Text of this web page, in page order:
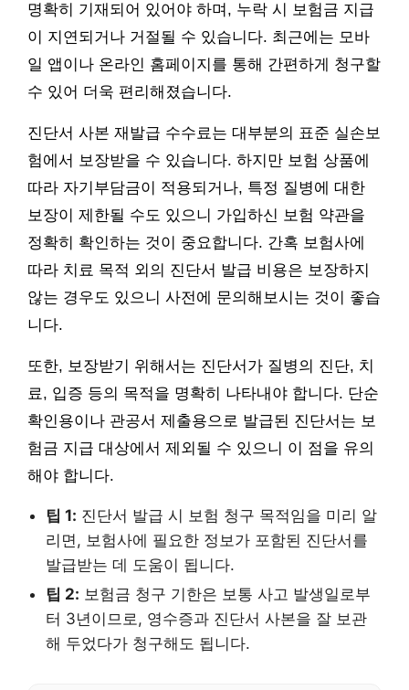
명확히 기재되어 있어야 하며, 누락 시 보험금 지급
이 지연되거나 거절될 수 있습니다. 최근에는 모바
일 앱이나 온라인 홈페이지를 통해 간편하게 청구할
수 있어 더욱 편리해졌습니다.
진단서 사본 재발급 수수료는 대부분의 표준 실손보
험에서 보장받을 수 있습니다. 하지만 보험 상품에
따라 자기부담금이 적용되거나, 특정 질병에 대한
보장이 제한될 수도 있으니 가입하신 보험 약관을
정확히 확인하는 것이 중요합니다. 간혹 보험사에
따라 치료 목적 외의 진단서 발급 비용은 보장하지
않는 경우도 있으니 사전에 문의해보시는 것이 좋습
니다.
또한, 보장받기 위해서는 진단서가 질병의 진단, 치
료, 입증 등의 목적을 명확히 나타내야 합니다. 단순
확인용이나 관공서 제출용으로 발급된 진단서는 보
험금 지급 대상에서 제외될 수 있으니 이 점을 유의
해야 합니다.
팁 1: 진단서 발급 시 보험 청구 목적임을 미리 알
리면, 보험사에 필요한 정보가 포함된 진단서를
발급받는 데 도움이 됩니다.
팁 2: 보험금 청구 기한은 보통 사고 발생일로부
터 3년이므로, 영수증과 진단서 사본을 잘 보관
해 두었다가 청구해도 됩니다.